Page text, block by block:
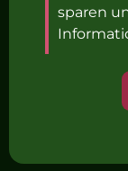
sparen